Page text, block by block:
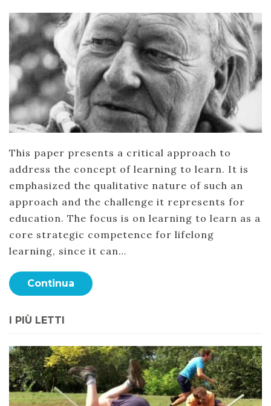
This paper presents a critical approach to
address the concept of learning to learn. It is
emphasized the qualitative nature of such an
approach and the challenge it represents for
education. The focus is on learning to learn as a
core strategic competence for lifelong
learning, since it can…
Continua
I PIÙ LETTI